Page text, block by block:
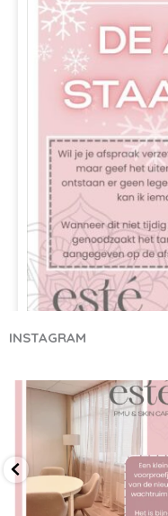
❗❄❄DE AIRCO STAAT
Wil je je afspraak
andere reden? Geen
het uiterlijk 24 uur
geen lege plekken in
INSTAGRAM
🎀🎉 Nog heeeel even geduld….
nieuwe...
2